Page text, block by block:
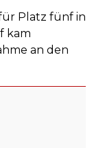
Platz fünf in
kam
an den